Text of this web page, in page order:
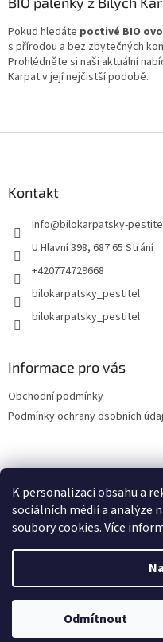
K personalizaci obsahu a
sociálních médií a analýze
soubory cookies. Více
Odmítnout
Pokud hledáte poctivé BIO
s přírodou a bez zbytečných
Prohlédněte si naši aktuální
Karpat v její nejčistší podobě.
Kontakt
info@bilokarpatsky-
U Hlavní 398, 687 65 Strání
+420774729668
bilokarpatsky_pestitel
Informace pro vás
Obchodní podmínky
Podmínky ochrany osobních
Copyright 2026
vyhrazena.